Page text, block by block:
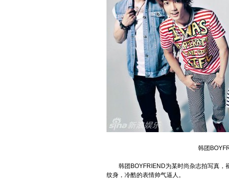
韩团
韩团BOYFRIEND为某时尚杂志拍写真，
纹身，冷酷的表情帅气逼人。